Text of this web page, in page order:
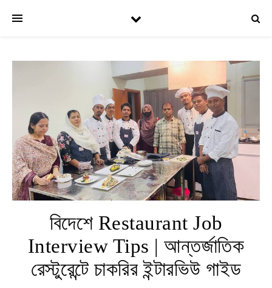
বিদেশে Restaurant Job
Interview Tips | আন্তর্জাতিক
রেস্টুরেন্টে চাকরির ইন্টারভিউ গাইড